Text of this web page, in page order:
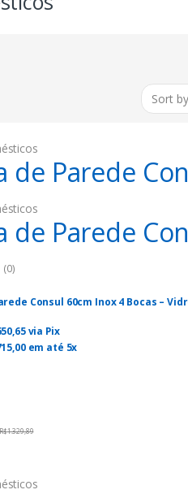
de Parede
de Parede
(0)
Consul 60cm Inox 4 Bocas –
via Pix
em até 5x
para hoje, 14/08/2025,
1.329,89